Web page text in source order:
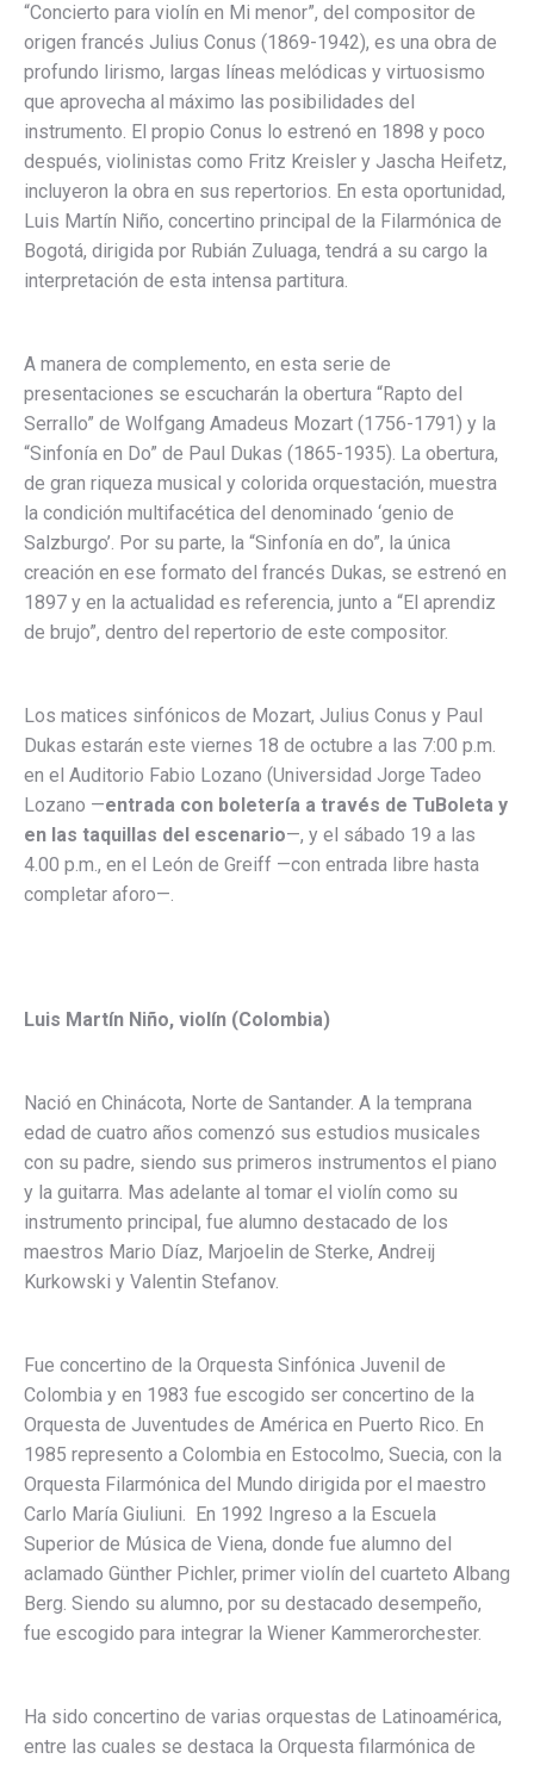
“Concierto para violín en Mi menor”, del compositor de
origen francés Julius Conus (1869-1942), es una obra de
profundo lirismo, largas líneas melódicas y virtuosismo
que aprovecha al máximo las posibilidades del
instrumento. El propio Conus lo estrenó en 1898 y poco
después, violinistas como Fritz Kreisler y Jascha Heifetz,
incluyeron la obra en sus repertorios. En esta oportunidad,
Luis Martín Niño, concertino principal de la Filarmónica de
Bogotá, dirigida por Rubián Zuluaga, tendrá a su cargo la
interpretación de esta intensa partitura.
A manera de complemento, en esta serie de
presentaciones se escucharán la obertura “Rapto del
Serrallo” de Wolfgang Amadeus Mozart (1756-1791) y la
“Sinfonía en Do” de Paul Dukas (1865-1935). La obertura,
de gran riqueza musical y colorida orquestación, muestra
la condición multifacética del denominado ‘genio de
Salzburgo’. Por su parte, la “Sinfonía en do”, la única
creación en ese formato del francés Dukas, se estrenó en
1897 y en la actualidad es referencia, junto a “El aprendiz
de brujo”, dentro del repertorio de este compositor.
Los matices sinfónicos de Mozart, Julius Conus y Paul
Dukas estarán este viernes 18 de octubre a las 7:00 p.m.
en el Auditorio Fabio Lozano (Universidad Jorge Tadeo
Lozano —entrada con boletería a través de TuBoleta y
en las taquillas del escenario—, y el sábado 19 a las
4.00 p.m., en el León de Greiff —con entrada libre hasta
completar aforo—.
Luis Martín Niño, violín (Colombia)
Nació en Chinácota, Norte de Santander. A la temprana
edad de cuatro años comenzó sus estudios musicales
con su padre, siendo sus primeros instrumentos el piano
y la guitarra. Mas adelante al tomar el violín como su
instrumento principal, fue alumno destacado de los
maestros Mario Díaz, Marjoelin de Sterke, Andreij
Kurkowski y Valentin Stefanov.
Fue concertino de la Orquesta Sinfónica Juvenil de
Colombia y en 1983 fue escogido ser concertino de la
Orquesta de Juventudes de América en Puerto Rico. En
1985 represento a Colombia en Estocolmo, Suecia, con la
Orquesta Filarmónica del Mundo dirigida por el maestro
Carlo María Giuliuni. En 1992 Ingreso a la Escuela
Superior de Música de Viena, donde fue alumno del
aclamado Günther Pichler, primer violín del cuarteto Albang
Berg. Siendo su alumno, por su destacado desempeño,
fue escogido para integrar la Wiener Kammerorchester.
Ha sido concertino de varias orquestas de Latinoamérica,
entre las cuales se destaca la Orquesta filarmónica de